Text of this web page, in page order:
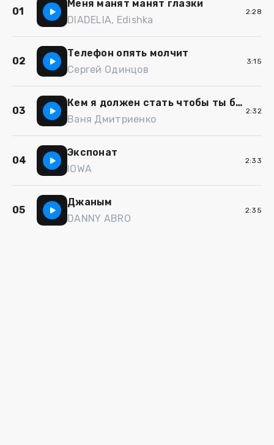
01
Меня манят манят глазки
DIADELIA, Edishka
2:28
02
Телефон опять молчит
Сергей Одинцов
3:15
03
Кем я должен стать чтобы ты была со мной
Ваня Дмитриенко
2:32
04
Экспонат
IOWA
2:33
05
Джаным
DANNY ABRO
2:35